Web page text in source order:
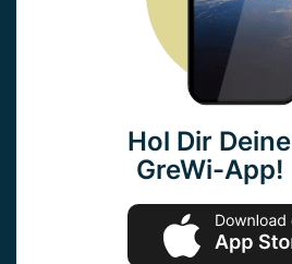
Hol Dir Deine
GreWi-App!